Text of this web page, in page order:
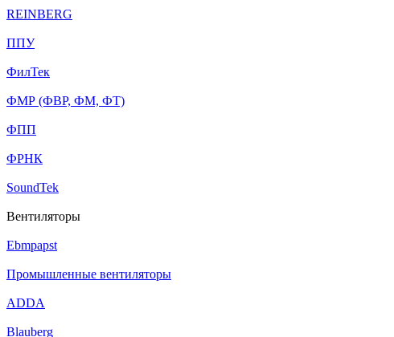
REINBERG
ППУ
ФилТек
ФМР (ФВР, ФМ, ФТ)
ФПП
ФРНК
SoundTek
Вентиляторы
Ebmpapst
Промышленные вентиляторы
ADDA
Blauberg